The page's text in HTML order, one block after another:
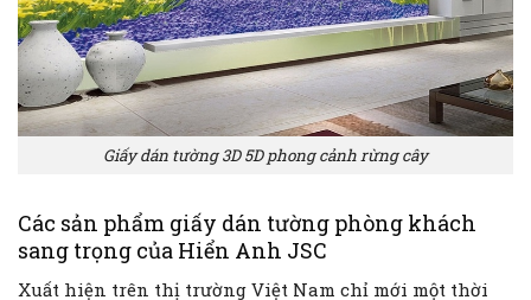
Giấy dán tường 3D 5D phong cảnh rừng cây
Các sản phẩm giấy dán tường phòng khách
sang trọng của Hiển Anh JSC
Xuất hiện trên thị trường Việt Nam chỉ mới một thời